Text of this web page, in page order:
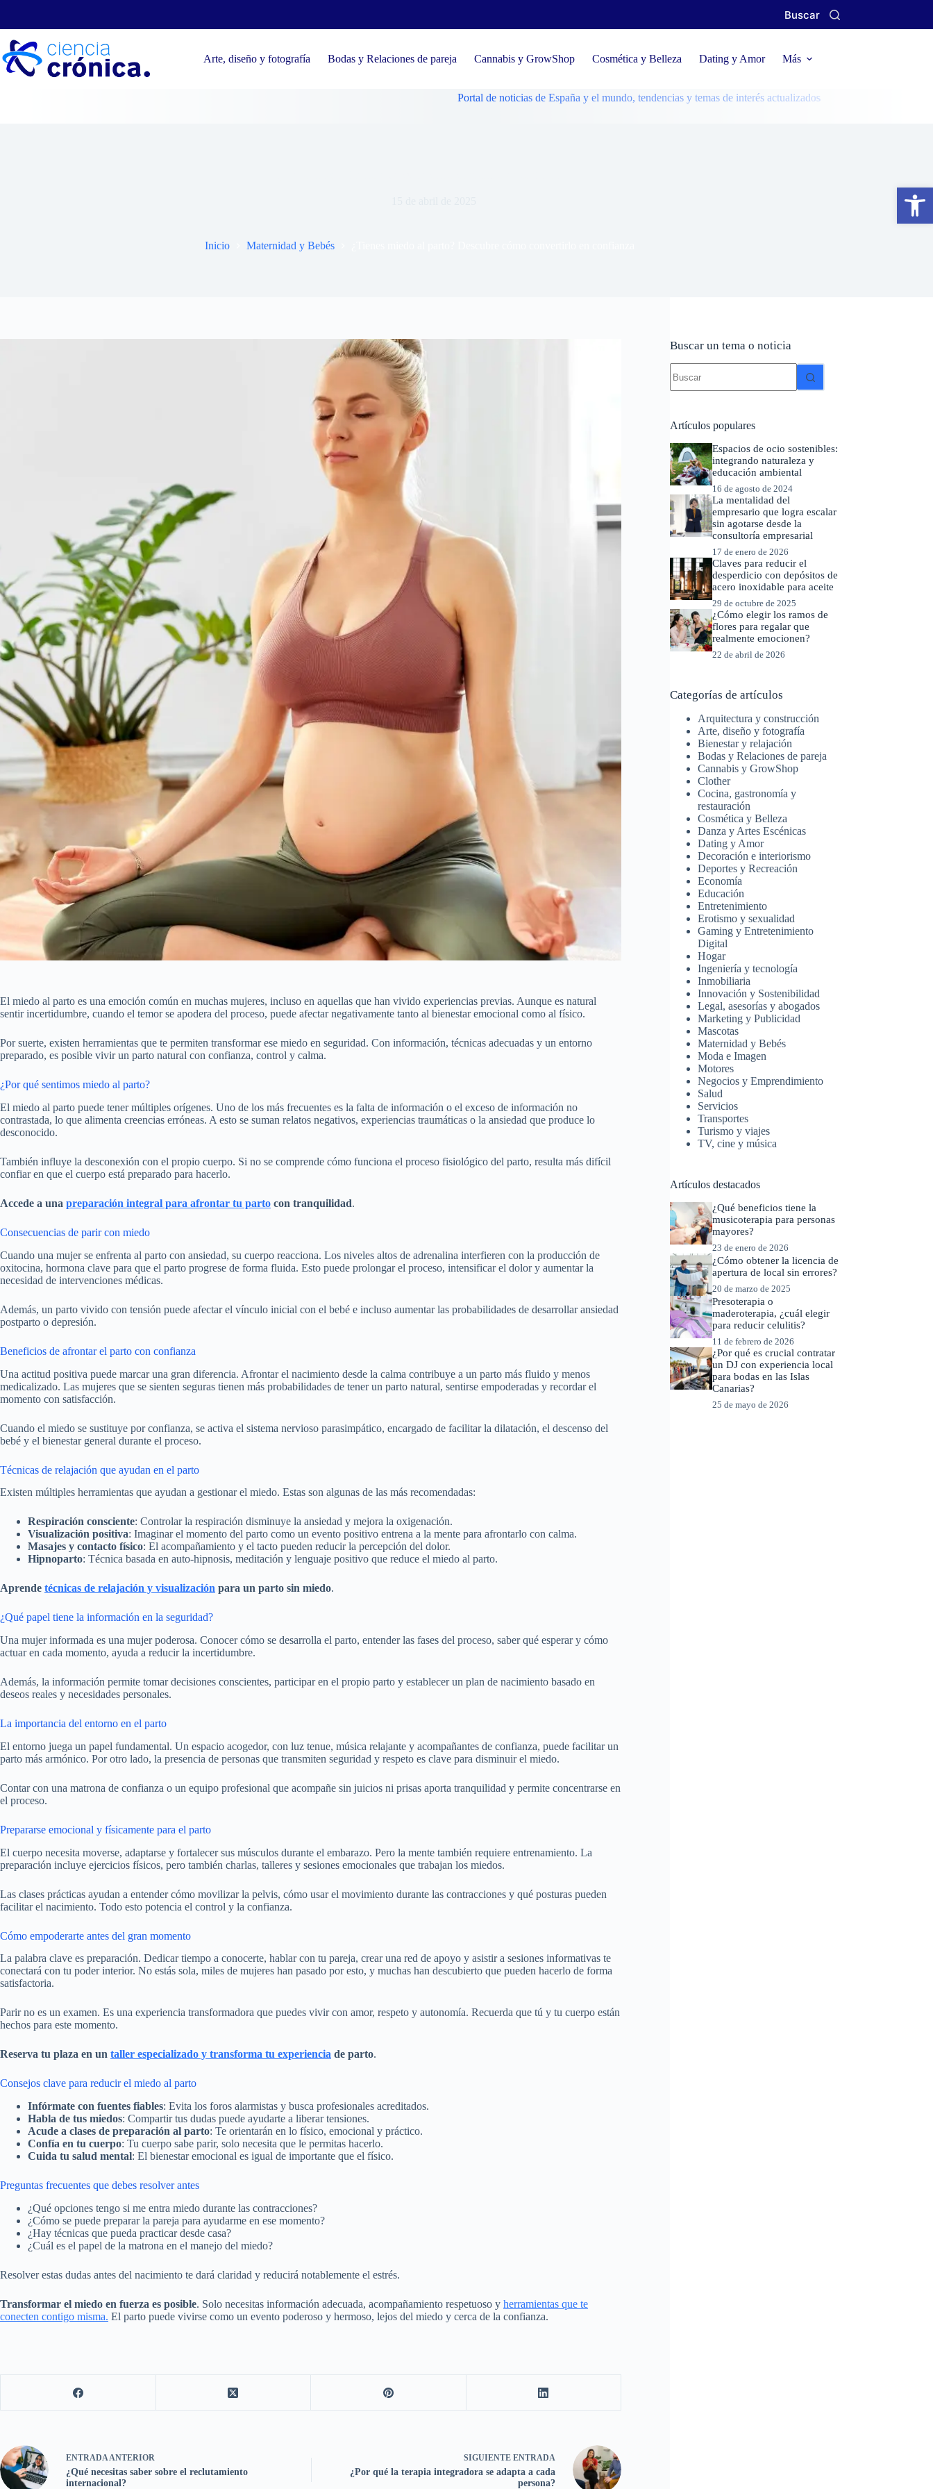
Abrir barra de herramientas
contenido
Buscar
Arte, diseño y fotografía Bodas y Relaciones de pareja Cannabis y GrowShop Cosmética y Belleza Dating y Amor Más
Portal de noticias de España y el mundo, tendencias y temas de interés actualizados
Inicio Maternidad y Bebés
El miedo al parto es una emoción común en muchas mujeres, incluso en aquellas que han vivido experiencias previas. Aunque es natural
sentir incertidumbre, cuando el temor se apodera del proceso, puede afectar negativamente tanto al bienestar emocional como al físico.
Por suerte, existen herramientas que te permiten transformar ese miedo en seguridad. Con información, técnicas adecuadas y un entorno
preparado, es posible vivir un parto natural con confianza, control y calma.
¿Por qué sentimos miedo al parto?
El miedo al parto puede tener múltiples orígenes. Uno de los más frecuentes es la falta de información o el exceso de información no
contrastada, lo que alimenta creencias erróneas. A esto se suman relatos negativos, experiencias traumáticas o la ansiedad que produce lo
desconocido.
También influye la desconexión con el propio cuerpo. Si no se comprende cómo funciona el proceso fisiológico del parto, resulta más difícil
confiar en que el cuerpo está preparado para hacerlo.
Accede a una preparación integral para afrontar tu parto con tranquilidad.
Consecuencias de parir con miedo
Cuando una mujer se enfrenta al parto con ansiedad, su cuerpo reacciona. Los niveles altos de adrenalina interfieren con la producción de
oxitocina, hormona clave para que el parto progrese de forma fluida. Esto puede prolongar el proceso, intensificar el dolor y aumentar la
necesidad de intervenciones médicas.
Además, un parto vivido con tensión puede afectar el vínculo inicial con el bebé e incluso aumentar las probabilidades de desarrollar ansiedad
postparto o depresión.
Beneficios de afrontar el parto con confianza
Una actitud positiva puede marcar una gran diferencia. Afrontar el nacimiento desde la calma contribuye a un parto más fluido y menos
medicalizado. Las mujeres que se sienten seguras tienen más probabilidades de tener un parto natural, sentirse empoderadas y recordar el
momento con satisfacción.
Cuando el miedo se sustituye por confianza, se activa el sistema nervioso parasimpático, encargado de facilitar la dilatación, el descenso del
bebé y el bienestar general durante el proceso.
Técnicas de relajación que ayudan en el parto
Existen múltiples herramientas que ayudan a gestionar el miedo. Estas son algunas de las más recomendadas:
Respiración consciente: Controlar la respiración disminuye la ansiedad y mejora la oxigenación.
Visualización positiva: Imaginar el momento del parto como un evento positivo entrena a la mente para afrontarlo con calma.
Masajes y contacto físico: El acompañamiento y el tacto pueden reducir la percepción del dolor.
Hipnoparto: Técnica basada en auto-hipnosis, meditación y lenguaje positivo que reduce el miedo al parto.
Aprende técnicas de relajación y visualización para un parto sin miedo.
¿Qué papel tiene la información en la seguridad?
Una mujer informada es una mujer poderosa. Conocer cómo se desarrolla el parto, entender las fases del proceso, saber qué esperar y cómo
actuar en cada momento, ayuda a reducir la incertidumbre.
Además, la información permite tomar decisiones conscientes, participar en el propio parto y establecer un plan de nacimiento basado en
deseos reales y necesidades personales.
La importancia del entorno en el parto
El entorno juega un papel fundamental. Un espacio acogedor, con luz tenue, música relajante y acompañantes de confianza, puede facilitar un
parto más armónico. Por otro lado, la presencia de personas que transmiten seguridad y respeto es clave para disminuir el miedo.
Contar con una matrona de confianza o un equipo profesional que acompañe sin juicios ni prisas aporta tranquilidad y permite concentrarse en
el proceso.
Prepararse emocional y físicamente para el parto
El cuerpo necesita moverse, adaptarse y fortalecer sus músculos durante el embarazo. Pero la mente también requiere entrenamiento. La
preparación incluye ejercicios físicos, pero también charlas, talleres y sesiones emocionales que trabajan los miedos.
Las clases prácticas ayudan a entender cómo movilizar la pelvis, cómo usar el movimiento durante las contracciones y qué posturas pueden
facilitar el nacimiento. Todo esto potencia el control y la confianza.
Cómo empoderarte antes del gran momento
La palabra clave es preparación. Dedicar tiempo a conocerte, hablar con tu pareja, crear una red de apoyo y asistir a sesiones informativas te
conectará con tu poder interior. No estás sola, miles de mujeres han pasado por esto, y muchas han descubierto que pueden hacerlo de forma
satisfactoria.
Parir no es un examen. Es una experiencia transformadora que puedes vivir con amor, respeto y autonomía. Recuerda que tú y tu cuerpo están
hechos para este momento.
Reserva tu plaza en un taller especializado y transforma tu experiencia de parto.
Consejos clave para reducir el miedo al parto
Infórmate con fuentes fiables: Evita los foros alarmistas y busca profesionales acreditados.
Habla de tus miedos: Compartir tus dudas puede ayudarte a liberar tensiones.
Acude a clases de preparación al parto: Te orientarán en lo físico, emocional y práctico.
Confía en tu cuerpo: Tu cuerpo sabe parir, solo necesita que le permitas hacerlo.
Cuida tu salud mental: El bienestar emocional es igual de importante que el físico.
Preguntas frecuentes que debes resolver antes
¿Qué opciones tengo si me entra miedo durante las contracciones?
¿Cómo se puede preparar la pareja para ayudarme en ese momento?
¿Hay técnicas que pueda practicar desde casa?
¿Cuál es el papel de la matrona en el manejo del miedo?
Resolver estas dudas antes del nacimiento te dará claridad y reducirá notablemente el estrés.
Transformar el miedo en fuerza es posible. Solo necesitas información adecuada, acompañamiento respetuoso y herramientas que te
conecten contigo misma. El parto puede vivirse como un evento poderoso y hermoso, lejos del miedo y cerca de la confianza.
ENTRADA ANTERIOR
¿Qué necesitas saber sobre el reclutamiento
internacional?
SIGUIENTEENTRADA
¿Por qué la terapia integradora se adapta a cada
persona?
Buscar un tema o noticia
resultados
Artículos populares
Espacios de ocio sostenibles:
integrando naturaleza y
educación ambiental
16 de agosto de 2024
La mentalidad del
empresario que logra escalar
sin agotarse desde la
consultoría empresarial
17 de enero de 2026
Claves para reducir el
desperdicio con depósitos de
acero inoxidable para aceite
29 de octubre de 2025
¿Cómo elegir los ramos de
flores para regalar que
realmente emocionen?
22 de abril de 2026
Categorías de artículos
Arquitectura y construcción
Arte, diseño y fotografía
Bienestar y relajación
Bodas y Relaciones de pareja
Cannabis y GrowShop
Clother
Cocina, gastronomía y
restauración
Cosmética y Belleza
Danza y Artes Escénicas
Dating y Amor
Decoración e interiorismo
Deportes y Recreación
Economía
Educación
Entretenimiento
Erotismo y sexualidad
Gaming y Entretenimiento
Digital
Hogar
Ingeniería y tecnología
Inmobiliaria
Innovación y Sostenibilidad
Legal, asesorías y abogados
Marketing y Publicidad
Mascotas
Maternidad y Bebés
Moda e Imagen
Motores
Negocios y Emprendimiento
Salud
Servicios
Transportes
Turismo y viajes
TV, cine y música
Artículos destacados
¿Qué beneficios tiene la
musicoterapia para personas
mayores?
23 de enero de 2026
¿Cómo obtener la licencia de
apertura de local sin errores?
20 de marzo de 2025
Presoterapia o
maderoterapia, ¿cuál elegir
para reducir celulitis?
11 de febrero de 2026
¿Por qué es crucial contratar
un DJ con experiencia local
para bodas en las Islas
Canarias?
25 de mayo de 2026